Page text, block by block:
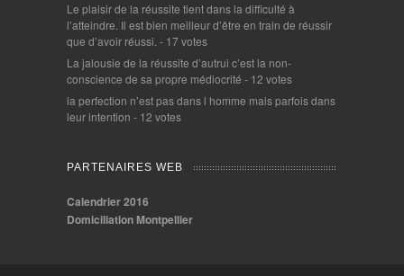
Le plaisir de la réussite tient dans la difficulté à
l’atteindre. Il est bien meilleur d’être en train de réussir
que d’avoir réussi. - 17 votes
La jalousie de la réussite d’autrui c’est la non-
conscience de sa propre médiocrité - 12 votes
la perfection n’est pas dans l homme mais parfois dans
leur intention - 12 votes
PARTENAIRES WEB
Calendrier 2016
Domiciliation Montpellier